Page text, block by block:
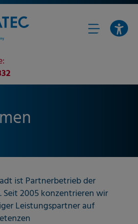
ist Partnerbetrieb der
Seit 2005 konzentrieren wir
Leistungspartner auf